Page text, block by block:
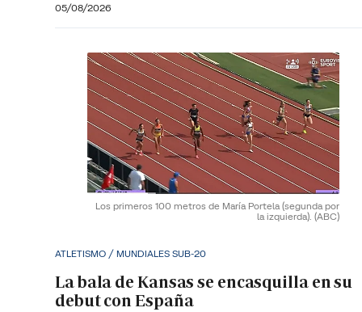
05/08/2026
Los primeros 100 metros de María Portela (segunda por
la izquierda). (ABC)
ATLETISMO / MUNDIALES SUB-20
La bala de Kansas se encasquilla en su
debut con España